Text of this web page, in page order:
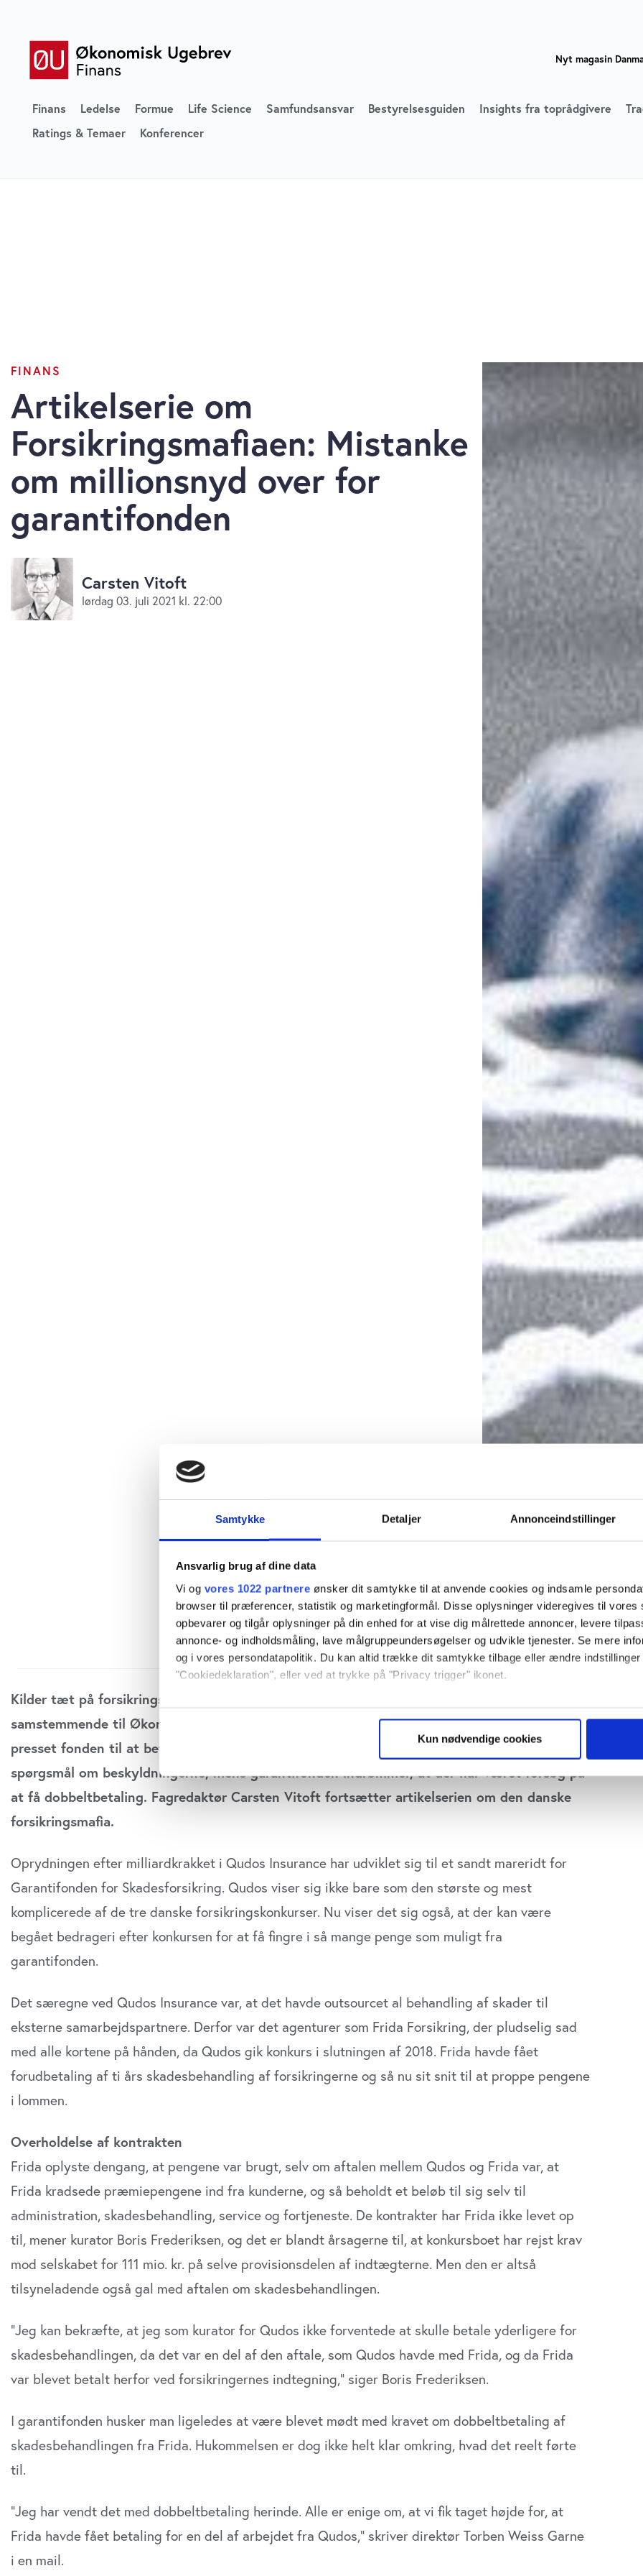
Samtykke Detaljer Annonceindstillinger
Ansvarlig brug af dine data
Vi og vores 1022 partnere ønsker dit samtykke til at anvende cookies og indsamle
browser til præferencer, statistik og marketingformål. Disse oplysninger videregives til vores
opbevarer og tilgår oplysninger på din enhed for at vise dig målrettede annoncer, levere
annonce- og indholdsmåling, lave målgruppeundersøgelser og udvikle tjenester. Se mere
og i vores persondatapolitik. Du kan altid trække dit samtykke tilbage eller ændre indstillinger
"Cookiedeklaration", eller ved at trykke på "Privacy trigger" ikonet.
Hvis du tillader det, vil vi også gerne:
Identificere din enhed baseret på en scanning af dens unikke karakteristika
Vi bruger cookies til at tilpasse vores indhold og annoncer, til at vise dig funktioner til sociale
vores trafik. Vi deler også oplysninger om din brug af vores website med vores partnere
annonceringspartnere og analysepartnere. Vores partnere kan kombinere disse data med
dem, eller som de har indsamlet fra din brug af deres tjenester. Du samtykker til vores
anvende vores hjemmeside.
Kun nødvendige cookies
Nyt magasin
Finans Ledelse Formue Life Science Samfundsansvar Bestyrelsesguiden Insights fra toprådgivere
Ratings & Temaer
Konferencer
FINANS
Artikelserie om
Forsikringsmafiaen: Mistanke
om millionsnyd over for
garantifonden
Carsten Vitoft
lørdag 03. juli 2021 kl. 22:00
Kilder tæt på forsikringsagenturet Frida og Garantifonden for Skadesforsikring fortæller nu
samstemmende til Økonomisk Ugebrev, at Frida i forbindelse med Qudos’ konkurs har
presset fonden til at betale for samme ydelser to gange. Frida Forsikring afviser at svare på
spørgsmål om beskyldningerne, mens garantifonden indrømmer, at der har været forsøg på
at få dobbeltbetaling. Fagredaktør Carsten Vitoft fortsætter artikelserien om den danske
forsikringsmafia.
Oprydningen efter milliardkrakket i Qudos Insurance har udviklet sig til et sandt mareridt for
Garantifonden for Skadesforsikring. Qudos viser sig ikke bare som den største og mest
komplicerede af de tre danske forsikringskonkurser. Nu viser det sig også, at der kan være
begået bedrageri efter konkursen for at få fingre i så mange penge som muligt fra
garantifonden.
Det særegne ved Qudos Insurance var, at det havde outsourcet al behandling af skader til
eksterne samarbejdspartnere. Derfor var det agenturer som Frida Forsikring, der pludselig sad
med alle kortene på hånden, da Qudos gik konkurs i slutningen af 2018. Frida havde fået
forudbetaling af ti års skadesbehandling af forsikringerne og så nu sit snit til at proppe pengene
i lommen.
Overholdelse af kontrakten
Frida oplyste dengang, at pengene var brugt, selv om aftalen mellem Qudos og Frida var, at
Frida kradsede præmiepengene ind fra kunderne, og så beholdt et beløb til sig selv til
administration, skadesbehandling, service og fortjeneste. De kontrakter har Frida ikke levet op
til, mener kurator Boris Frederiksen, og det er blandt årsagerne til, at konkursboet har rejst krav
mod selskabet for 111 mio. kr. på selve provisionsdelen af indtægterne. Men den er altså
tilsyneladende også gal med aftalen om skadesbehandlingen.
”Jeg kan bekræfte, at jeg som kurator for Qudos ikke forventede at skulle betale yderligere for
skadesbehandlingen, da det var en del af den aftale, som Qudos havde med Frida, og da Frida
var blevet betalt herfor ved forsikringernes indtegning,” siger Boris Frederiksen.
I garantifonden husker man ligeledes at være blevet mødt med kravet om dobbeltbetaling af
skadesbehandlingen fra Frida. Hukommelsen er dog ikke helt klar omkring, hvad det reelt førte
til.
”Jeg har vendt det med dobbeltbetaling herinde. Alle er enige om, at vi fik taget højde for, at
Frida havde fået betaling for en del af arbejdet fra Qudos,” skriver direktør Torben Weiss Garne
i en mail.